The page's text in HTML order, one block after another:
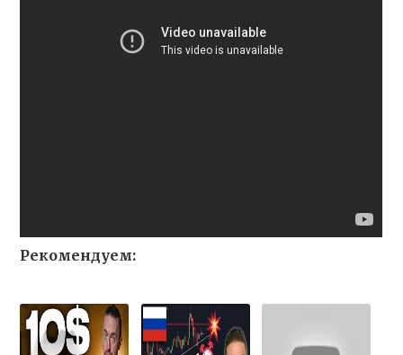
Рекомендуем: